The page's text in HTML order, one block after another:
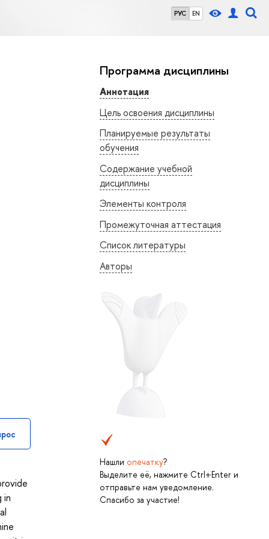
РУС EN
Программа дисциплины
Аннотация
Цель освоения дисциплины
Планируемые результаты
обучения
Содержание учебной
дисциплины
Элементы контроля
Промежуточная аттестация
Список литературы
Авторы
Нашли опечатку?
Выделите её, нажмите Ctrl+Enter и
отправьте нам уведомление.
Спасибо за участие!
in